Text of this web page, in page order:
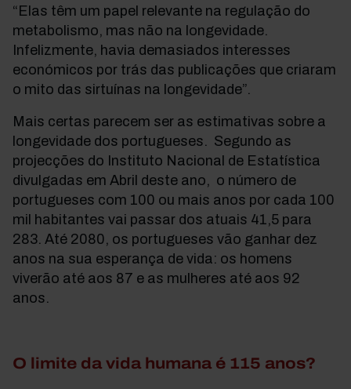
“Elas têm um papel relevante na regulação do
metabolismo, mas não na longevidade.
Infelizmente, havia demasiados interesses
económicos por trás das publicações que criaram
o mito das sirtuínas na longevidade”.
Mais certas parecem ser as estimativas sobre a
longevidade dos portugueses. Segundo as
projecções do Instituto Nacional de Estatística
divulgadas em Abril deste ano, o número de
portugueses com 100 ou mais anos por cada 100
mil habitantes vai passar dos atuais 41,5 para
283. Até 2080, os portugueses vão ganhar dez
anos na sua esperança de vida: os homens
viverão até aos 87 e as mulheres até aos 92
anos.
O limite da vida humana é 115 anos?